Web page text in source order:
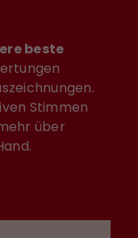
beste
Stimmen
über